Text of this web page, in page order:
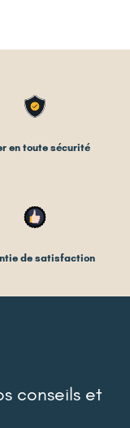
en toute sécurité
de satisfaction
conseils et